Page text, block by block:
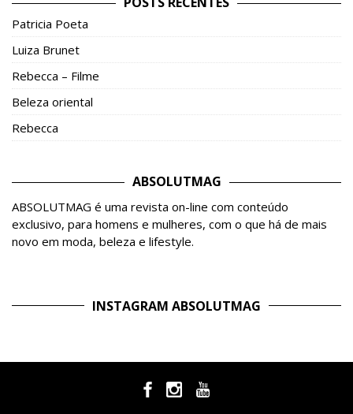
Patricia Poeta
Luiza Brunet
Rebecca – Filme
Beleza oriental
Rebecca
ABSOLUTMAG
ABSOLUTMAG é uma revista on-line com conteúdo
exclusivo, para homens e mulheres, com o que há de mais
novo em moda, beleza e lifestyle.
INSTAGRAM ABSOLUTMAG